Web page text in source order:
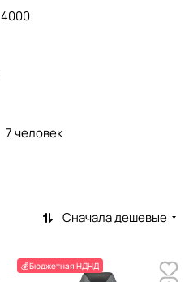
4000
7 человек
Сначала дешевые
💰Бюджетная НДНД